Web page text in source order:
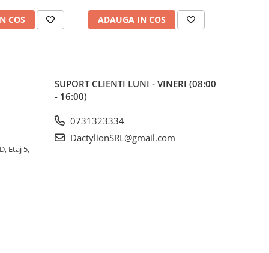
COS ADAUGA IN COS
Etaj 5,
SUPORT CLIENTI LUNI - VINERI (08:00
- 16:00)
0731323334
DactylionSRL@gmail.com